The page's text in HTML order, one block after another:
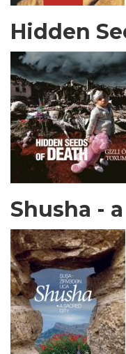
Hidden
Shusha -